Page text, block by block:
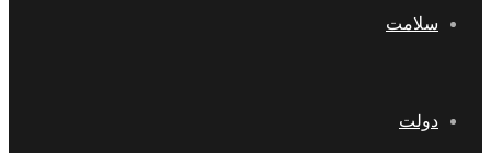
سلامت
دولت